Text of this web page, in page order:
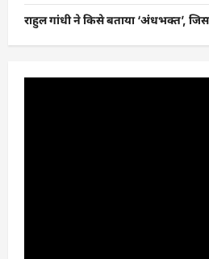
राहुल गांधी ने किसे बताया ‘अंधभक्त’,